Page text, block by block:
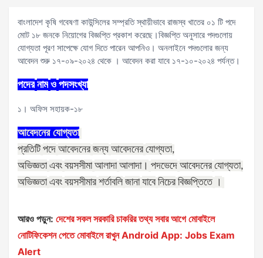
বাংলাদেশ কৃষি গবেষণা কাউন্সিলের সম্প্রতি স্থায়ীভাবে রাজস্ব খাতের ০১ টি পদে
মোট ১৮ জনকে নিয়োগের বিজ্ঞপ্তি প্রকাশ করেছে।বিজ্ঞপ্তি অনুসারে পদগুলোয়
যোগ্যতা পূরণ সাপেক্ষে যোগ দিতে পারেন আপনিও। অনলাইনে পদগুলোর জন্য
আবেদন শুরু ১৭-০৯-২০২৪ থেকে । আবেদন করা যাবে ১৭-১০-২০২৪ পর্যন্ত।
পদের নাম ও পদসংখ্যা
১। অফিস সহায়ক-১৮
আবেদনের যোগ্যতা
প্রতিটি পদে আবেদনের জন্য আবেদনের যোগ্যতা,
অভিজ্ঞতা এবং বয়সসীমা আলাদা আলাদা। পদভেদে আবেদনের যোগ্যতা,
অভিজ্ঞতা এবং বয়সসীমার শর্তাবলি জানা যাবে নিচের বিজ্ঞপ্তিতে ।
আরও পড়ুন: দেশের সকল সরকারি চাকরির তথ্য সবার আগে মোবাইলে
নোটিফিকেশন পেতে মোবাইলে রাখুন Android App: Jobs Exam
Alert